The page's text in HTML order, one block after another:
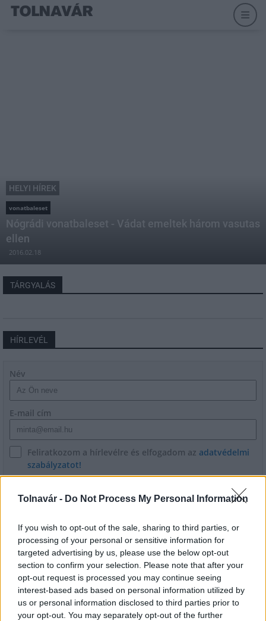
Tolnavár - Do Not Process My Personal Information
If you wish to opt-out of the sale, sharing to third parties, or
processing of your personal or sensitive information for
targeted advertising by us, please use the below opt-out
section to confirm your selection. Please note that after your
opt-out request is processed you may continue seeing
interest-based ads based on personal information utilized by
us or personal information disclosed to third parties prior to
your opt-out. You may separately opt-out of the further
HELYI HÍREK
vonatbaleset
Nógrádi vonatbaleset - Vádat emeltek három vasutas
ellen
2016.02.18
TÁRGYALÁS
HÍRLEVÉL
Név
E-mail cím
Feliratkozom a hírlevélre és elfogadom az adatvédelmi
szabályzatot!
LEGFRISSEBB
Országos hírek
KECSKEMÉTEN IS SZAKIRÁNYÚ
TOVÁBBKÉPZÉSEKKEL ERŐSÍT A GÁL FERENC
EGYETEM